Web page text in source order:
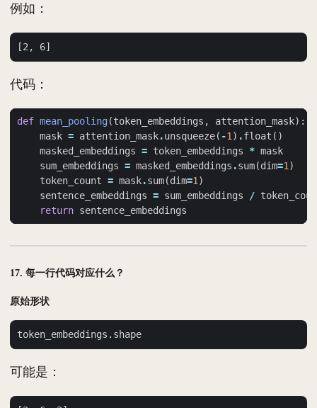
例如：
代码：
def mean_pooling(token_embeddings , attention_mask):
mask = attention_mask.unsqueeze( -1 ) .float ()
masked_embeddings = token_embeddings * mask
sum_embeddings = masked_embeddings .sum(dim=1 )
token_count = mask.sum(dim=1 )
sentence_embeddings = sum_embeddings /
return sentence_embeddings
17. 每一行代码对应什么？
原始形状
可能是：